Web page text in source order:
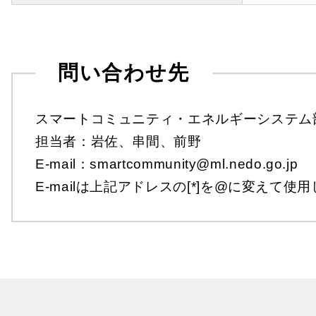
問い合わせ先
スマートコミュニティ・エネルギーシステム
担当者：岩佐、串間、前野
E-mail：smartcommunity@ml.nedo.go.jp
E-mailは上記アドレスの[*]を@に変えて使用